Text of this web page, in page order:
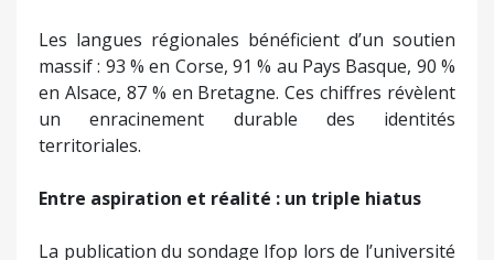
Les langues régionales bénéficient d’un soutien
massif : 93 % en Corse, 91 % au Pays Basque, 90 %
en Alsace, 87 % en Bretagne. Ces chiffres révèlent
un enracinement durable des identités
territoriales.
Entre aspiration et réalité : un triple hiatus
La publication du sondage Ifop lors de l’université